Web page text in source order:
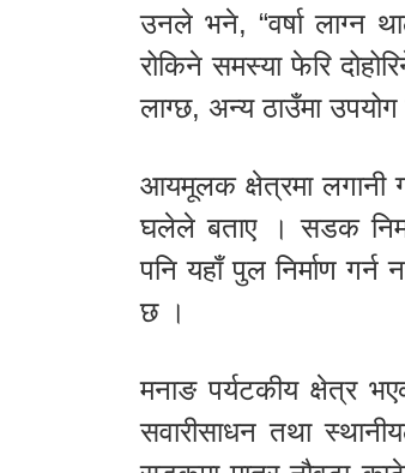
उनले भने, “वर्षा लाग्न
रोकिने समस्या फेरि
लाग्छ, अन्य ठाउँमा
आयमूलक क्षेत्रमा लगानी
घलेले बताए । सडक
पनि यहाँ पुल निर्माण
छ ।
मनाङ पर्यटकीय क्षेत्र
सवारीसाधन तथा